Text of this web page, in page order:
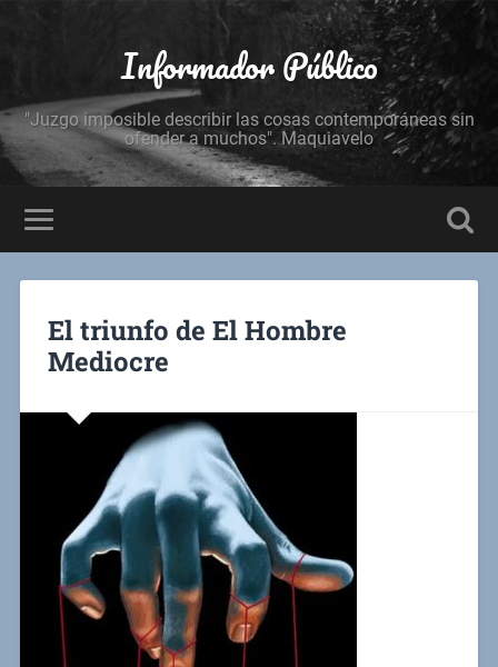
Informador Público
"Juzgo imposible describir las cosas contemporáneas sin
ofender a muchos". Maquiavelo
El triunfo de El Hombre
Mediocre